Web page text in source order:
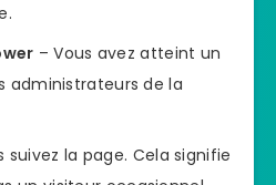
– Vous avez atteint un
administrateurs de la
suivez la page. Cela signifie